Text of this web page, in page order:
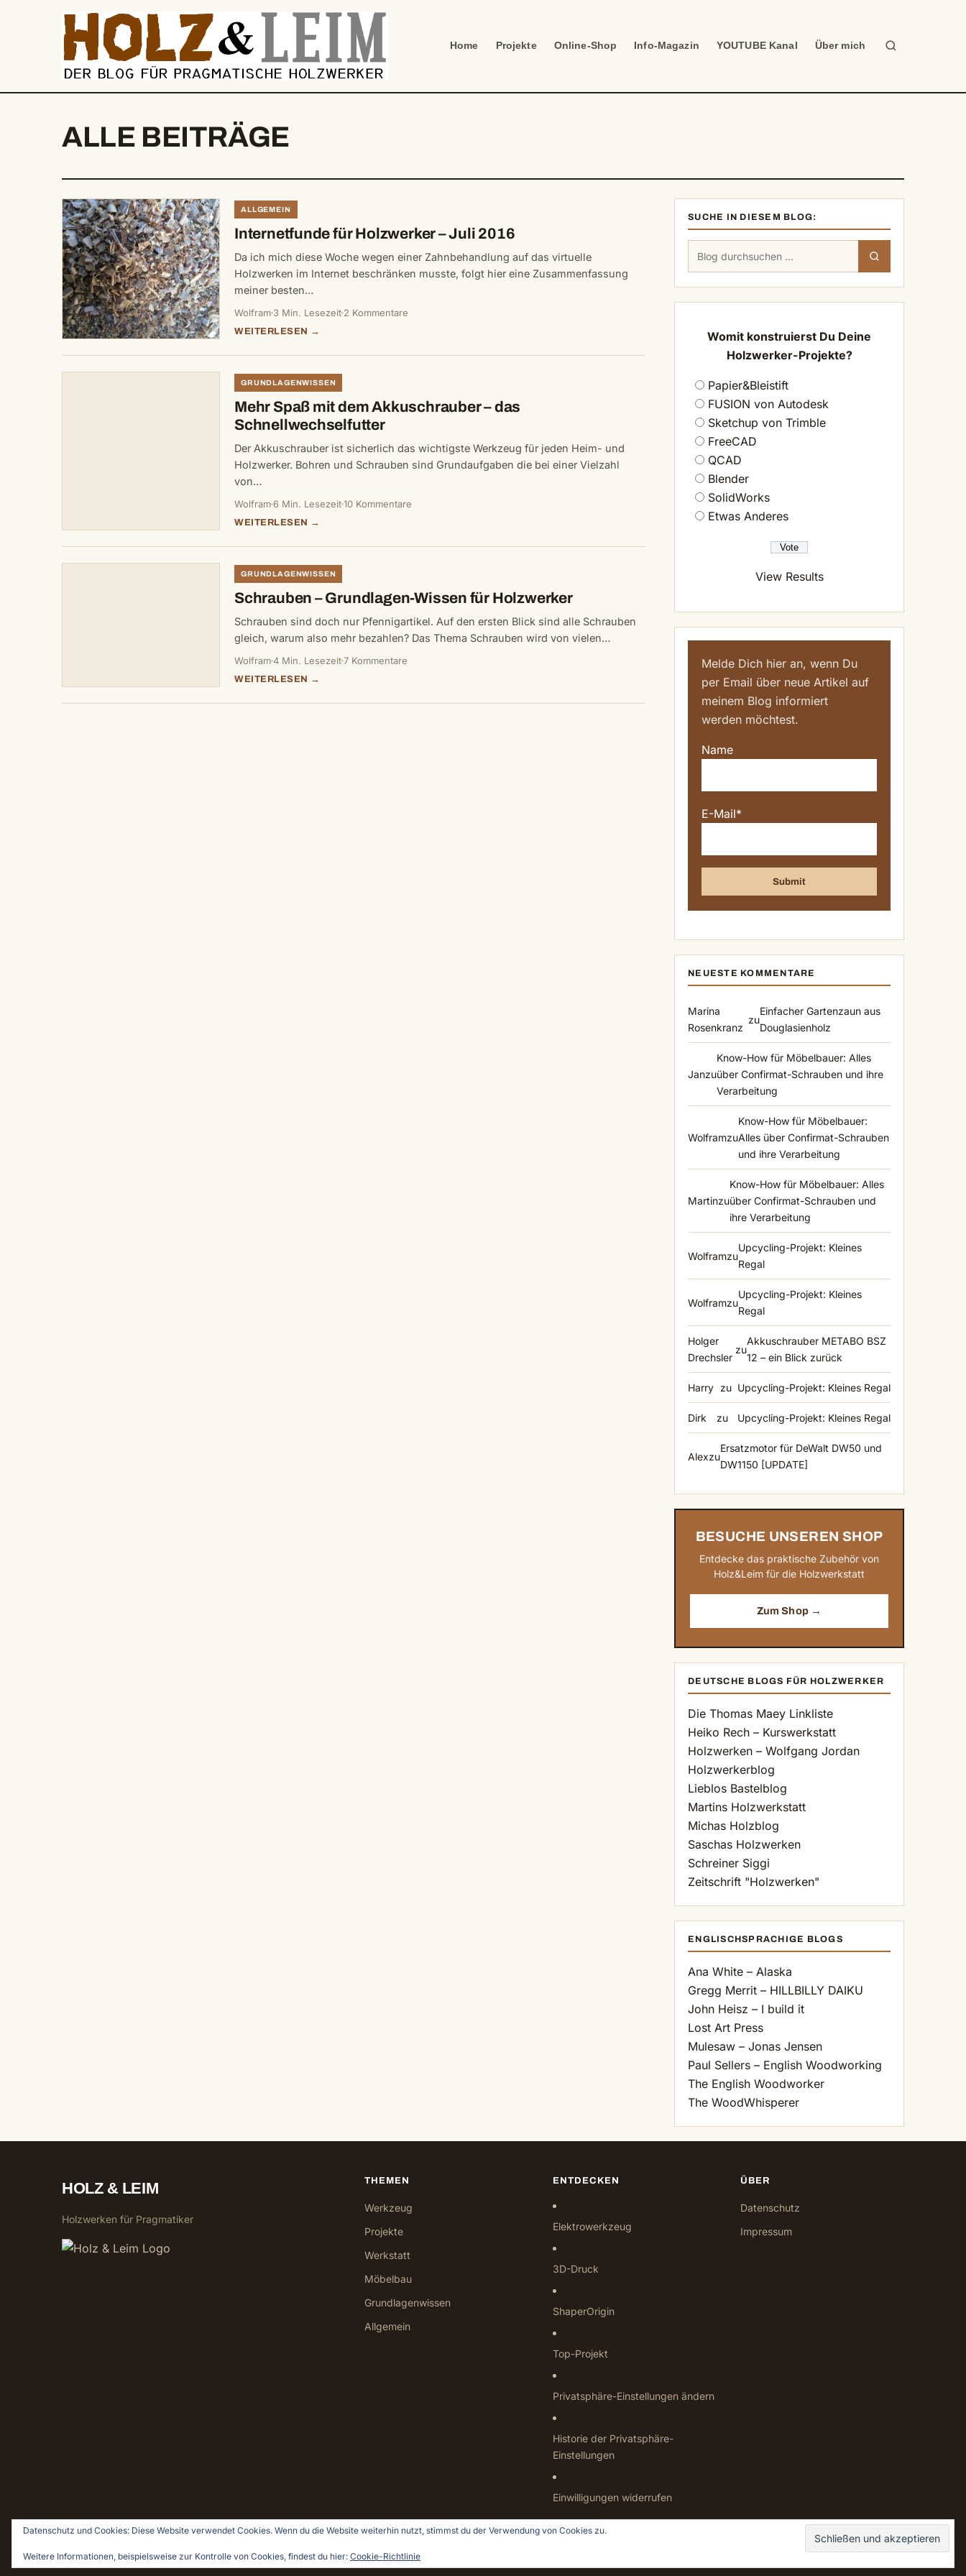
Home Projekte Online-Shop Info-Magazin YOUTUBE Kanal Über mich
Suche
ALLE BEITRÄGE
ALLGEMEIN
Internetfunde für Holzwerker – Juli 2016
Da ich mich diese Woche wegen einer Zahnbehandlung auf das virtuelle
Holzwerken im Internet beschränken musste, folgt hier eine Zusammenfassung
meiner besten…
Wolfram 3 Min. Lesezeit 2 Kommentare
WEITERLESEN →
GRUNDLAGENWISSEN
Mehr Spaß mit dem Akkuschrauber – das
Schnellwechselfutter
Der Akkuschrauber ist sicherlich das wichtigste Werkzeug für jeden Heim- und
Holzwerker. Bohren und Schrauben sind Grundaufgaben die bei einer Vielzahl
von…
Wolfram6 Min. Lesezeit10 Kommentare
WEITERLESEN →
GRUNDLAGENWISSEN
Schrauben – Grundlagen-Wissen für Holzwerker
Schrauben sind doch nur Pfennigartikel. Auf den ersten Blick sind alle Schrauben
gleich, warum also mehr bezahlen? Das Thema Schrauben wird von vielen…
Wolfram4 Min. Lesezeit7 Kommentare
WEITERLESEN →
SUCHE IN DIESEM BLOG:
nach:
Womit konstruierst Du Deine
Holzwerker-Projekte?
Papier&Bleistift
FUSION von Autodesk
Sketchup von Trimble
FreeCAD
QCAD
Blender
SolidWorks
Etwas Anderes
View Results
Melde Dich hier an, wenn Du
per Email über neue Artikel auf
meinem Blog informiert
werden möchtest.
Name
E-Mail*
NEUESTE KOMMENTARE
Marina
Rosenkranz
zu
Einfacher Gartenzaun aus
Douglasienholz
Janzu
Know-How für Möbelbauer: Alles
über Confirmat-Schrauben und ihre
Verarbeitung
Wolframzu
Know-How für Möbelbauer:
Alles über Confirmat-Schrauben
und ihre Verarbeitung
Martinzu
Know-How für Möbelbauer: Alles
über Confirmat-Schrauben und
ihre Verarbeitung
Wolframzu
Upcycling-Projekt: Kleines
Regal
Wolframzu
Upcycling-Projekt: Kleines
Regal
Holger
Drechsler
zu
Akkuschrauber METABO BSZ
12 – ein Blick zurück
Harry zu Upcycling-Projekt: Kleines Regal
Dirk zu Upcycling-Projekt: Kleines Regal
Alexzu
Ersatzmotor für DeWalt DW50 und
DW1150 [UPDATE]
BESUCHE UNSEREN SHOP
Entdecke das praktische Zubehör von
Holz&Leim für die Holzwerkstatt
Zum Shop →
DEUTSCHE BLOGS FÜR HOLZWERKER
Die Thomas Maey Linkliste
Heiko Rech – Kurswerkstatt
Holzwerken – Wolfgang Jordan
Holzwerkerblog
Lieblos Bastelblog
Martins Holzwerkstatt
Michas Holzblog
Saschas Holzwerken
Schreiner Siggi
Zeitschrift "Holzwerken"
ENGLISCHSPRACHIGE BLOGS
Ana White – Alaska
Gregg Merrit – HILLBILLY DAIKU
John Heisz – I build it
Lost Art Press
Mulesaw – Jonas Jensen
Paul Sellers – English Woodworking
The English Woodworker
The WoodWhisperer
HOLZ & LEIM
Holzwerken für Pragmatiker
THEMEN
Werkzeug
Projekte
Werkstatt
Möbelbau
Grundlagenwissen
Allgemein
ENTDECKEN
Elektrowerkzeug
3D-Druck
ShaperOrigin
Top-Projekt
Privatsphäre-Einstellungen ändern
Historie der Privatsphäre-
Einstellungen
Einwilligungen widerrufen
ÜBER
Datenschutz
Impressum
© 2026 Holz & Leim · Holzwerken für Pragmatiker
Datenschutz und Cookies: Diese Website verwendet Cookies. Wenn du die Website weiterhin nutzt, stimmst du der Verwendung von Cookies zu.
Weitere Informationen, beispielsweise zur Kontrolle von Cookies, findest du hier: Cookie-Richtlinie